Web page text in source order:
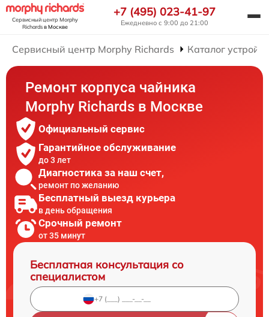
Сервисный центр Morphy
Richardsв Москве
+7 (495) 023-41-97
Ежедневно с 9:00 до 21:00
Сервисный центр Morphy Richards Каталог
Ремонт корпуса чайника
Morphy Richards в Москве
Официальный сервис
Гарантийное обслуживание
до 3 лет
Диагностика за наш счет,
ремонт по желанию
Бесплатный выезд курьера
в день обращения
Срочный ремонт
от 35 минут
Бесплатная консультация со
специалистом